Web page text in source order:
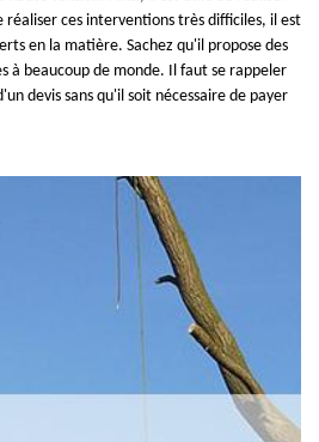
réaliser ces interventions très difficiles, il est
en la matière. Sachez qu'il propose des
à beaucoup de monde. Il faut se rappeler
devis sans qu'il soit nécessaire de payer